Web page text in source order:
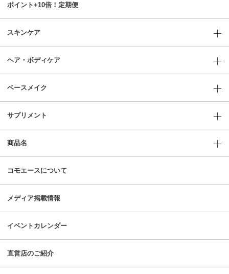
ポイント+10倍！定期便
スキンケア
ヘア・ボディケア
ベースメイク
サプリメント
商品名
コモエースについて
メディア掲載情報
イベントカレンダー
直営店のご紹介